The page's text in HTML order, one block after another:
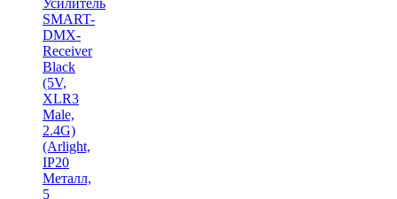
SMART-
DMX-
Receiver
Black
(5V,
XLR3
Male,
2.4G)
(Arlight,
IP20
Металл,
5